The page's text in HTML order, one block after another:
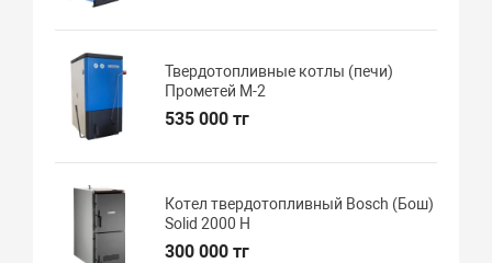
Твердотопливные котлы (печи)
Прометей М-2
535 000 тг
Котел твердотопливный Bosch (Бош)
Solid 2000 H
300 000 тг